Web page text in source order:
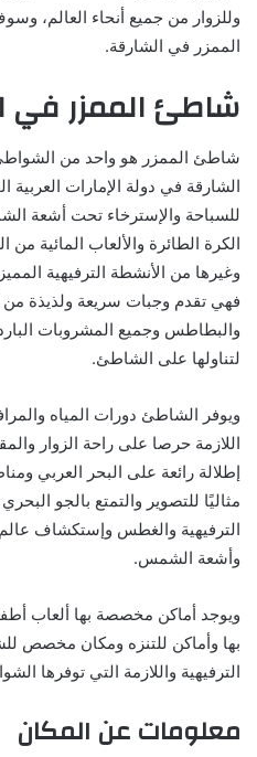
وللزوار من جميع أنحاء العالم،
الممزر في الشارقة.
شاطئ الممزر في
شاطئ الممزر هو واحد من
الشارقة في دولة الإمارات
للسباحة والإسترخاء تحت أشعة
الكرة الطائرة والألعاب المائية
وغيرها من الأنشطة الترفيهية
فهي تقدم وجبات سريعة ولذيذة من
والبطاطس وجميع المشروبات
لتناولها على الشاطئ.
ويوفر الشاطئ دورات المياه
اللازمة حرصا على راحة الزوار
إطلالة رائعة على البحر العربي
مثاليًا للتصوير والتمتع بالجو
الترفيهية والغطس وإستكشاف عالم
وأشعة الشمس.
ويوجد أماكن مخصصة بها ألعاب
بها وأماكن للتنزه ومكان مخصص
الترفيهية واللازمة التي توفرها
معلومات عن المكان